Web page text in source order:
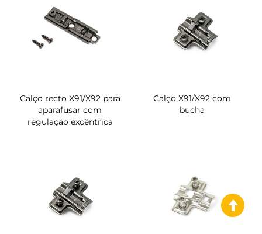
Calço recto X91/X92 para
aparafusar com
regulação excêntrica
Calço X91/X92 com
bucha